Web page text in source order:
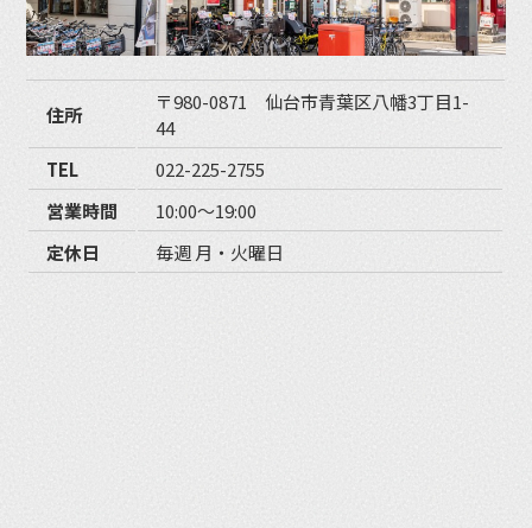
住所
〒980-0871 仙台市青葉区八幡3丁目1-
44
TEL
022-225-2755
営業時間
10:00〜19:00
定休日
毎週 月・火曜日